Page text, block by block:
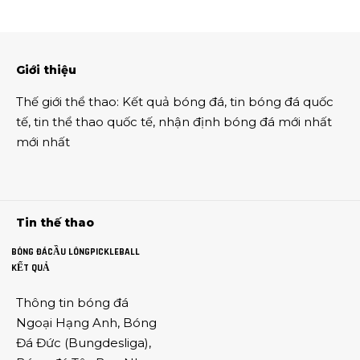
Giới thiệu
Thế giới thể thao: Kết quả bóng đá, tin bóng đá quốc
tế, tin thể thao quốc tế, nhận định bóng đá mới nhất
mới nhất
Tin thế thao
BÓNG ĐÁCẦU LÔNGPICKLEBALL
KẾT QUẢ
Thông tin bóng đá
Ngoại Hạng Anh, Bóng
Đá Đức (Bungdesliga),